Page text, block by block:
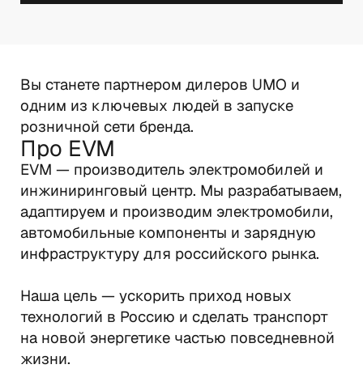
Вы станете партнером дилеров UMO и
одним из ключевых людей в запуске
розничной сети бренда.
Про EVM
EVM — производитель электромобилей и
инжиниринговый центр. Мы разрабатываем,
адаптируем и производим электромобили,
автомобильные компоненты и зарядную
инфраструктуру для российского рынка.
Наша цель — ускорить приход новых
технологий в Россию и сделать транспорт
на новой энергетике частью повседневной
жизни.